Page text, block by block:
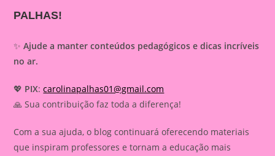
PALHAS!
✨Ajude a manter conteúdos pedagógicos e dicas incríveis
no ar.
💖 PIX:carolinapalhas01@gmail.com
🙏 Sua contribuição faz toda a diferença!
Com a sua ajuda, o blog continuará oferecendo materiais
que inspiram professores e tornam a educação mais